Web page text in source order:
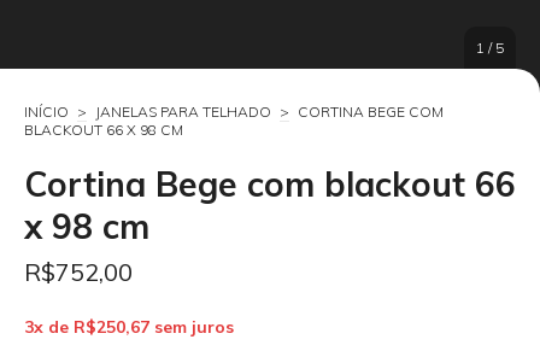
1 / 5
INÍCIO > JANELAS PARA TELHADO > CORTINA BEGE COM
BLACKOUT 66 X 98 CM
Cortina Bege com blackout 66
x 98 cm
R$752,00
3x de R$250,67 sem juros